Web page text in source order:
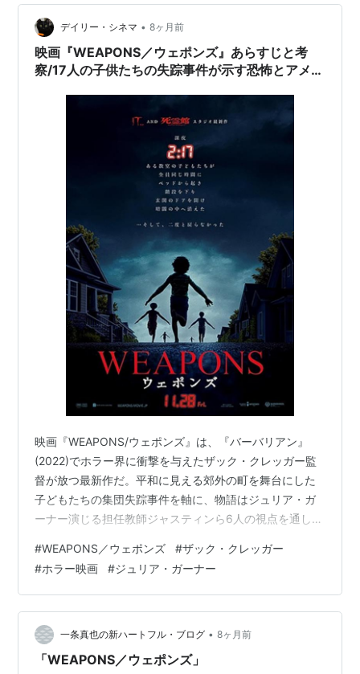
も書けなかった。衝撃も大きい。 『ウェポンズ』は、ホ
ラー、スプラッター、群像劇、シャーマニズムの要素を
積層させながら、ひとつの不可解な事件…
デイリー・シネマ • 8ヶ月前
映画『WEAPONS／ウェポンズ』あらすじと考
察/17人の子供たちの失踪事件が示す恐怖とアメリ
映画『WEAPONS/ウェポンズ』は、『バーバリアン』
(2022)でホラー界に衝撃を与えたザック・クレッガー監
督が放つ最新作だ。平和に見える郊外の町を舞台にした
子どもたちの集団失踪事件を軸に、物語はジュリア・ガ
ーナー演じる担任教師ジャスティンら6人の視点を通し
消えたのか？そして、タイトルにある「WEAPONS/ウェ
ポンズ（武器）」が意味するものとは？ 本記事では、
『WEAPONS/ウェポンズ』の恐怖演出の感想と共に、そ
の根底に流れるアメリカ郊外社会の実態を考察。ぜひ、
本編鑑賞後にお読みください。 目次： 映画『WEAPONS
／ウェポンズ』作品…
#WEAPONS／ウェポンズ #ザック・クレッガー
#ホラー映画 #ジュリア・ガーナー
一条真也の新ハートフル・ブログ • 8ヶ月前
「WEAPONS／ウェポンズ」